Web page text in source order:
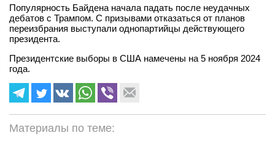
Популярность Байдена начала падать после неудачных
дебатов с Трампом. С призывами отказаться от планов
переизбрания выступали однопартийцы действующего
президента.
Президентские выборы в США намечены на 5 ноября 2024
года.
Материалы по теме: